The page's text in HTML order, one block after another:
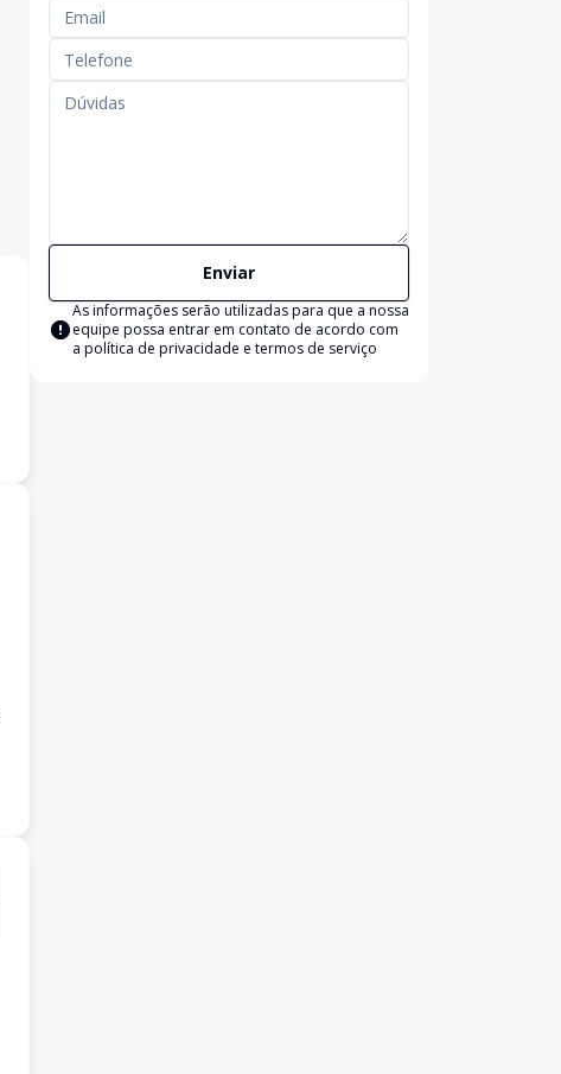
Enviar
As informações serão utilizadas para que a nossa
equipe possa entrar em contato de acordo com
a política de privacidade e termos de serviço